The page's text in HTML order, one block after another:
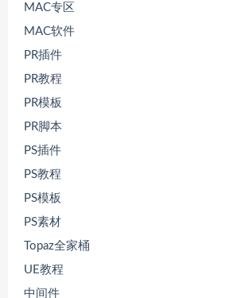
MAC专区
MAC软件
PR插件
PR教程
PR模板
PR脚本
PS插件
PS教程
PS模板
PS素材
Topaz全家桶
UE教程
中间件